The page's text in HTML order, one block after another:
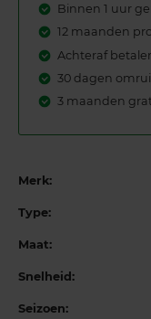
Binnen 1 uur
12 maanden
Achteraf
30 dagen
3 maanden
Merk:
Type:
Maat:
Snelheid:
Seizoen: